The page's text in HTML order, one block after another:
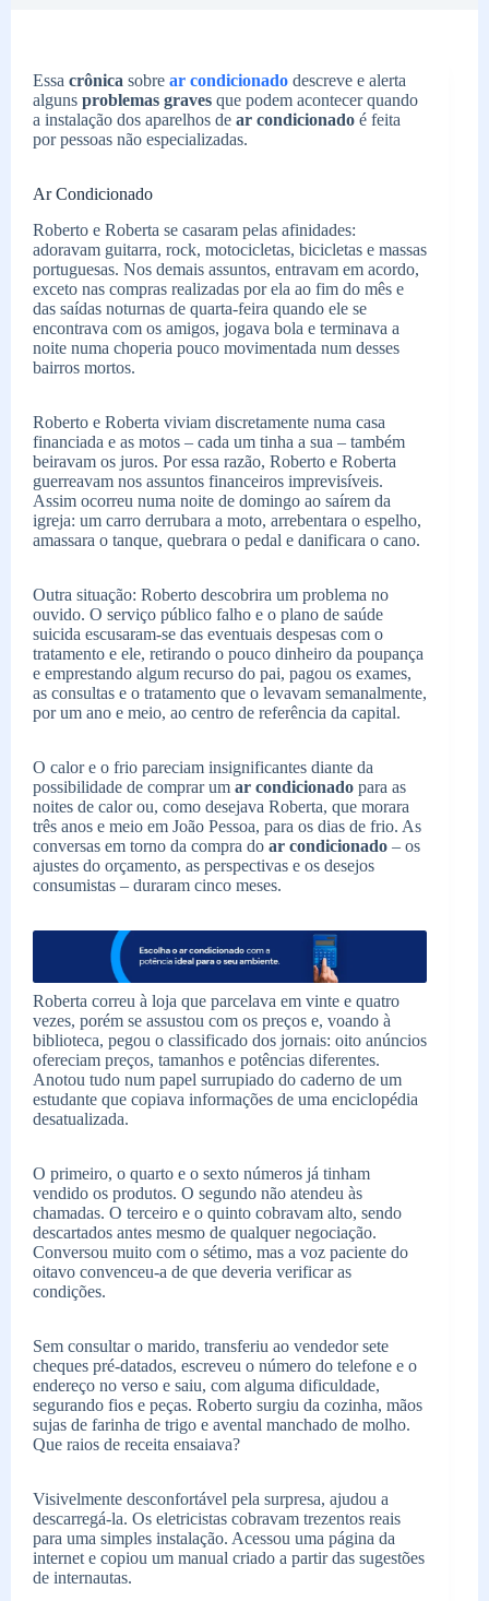
Essa crônica sobre ar condicionado descreve e alerta
alguns problemas graves que podem acontecer quando
a instalação dos aparelhos de ar condicionado é feita
por pessoas não especializadas.
Ar Condicionado
Roberto e Roberta se casaram pelas afinidades:
adoravam guitarra, rock, motocicletas, bicicletas e massas
portuguesas. Nos demais assuntos, entravam em acordo,
exceto nas compras realizadas por ela ao fim do mês e
das saídas noturnas de quarta-feira quando ele se
encontrava com os amigos, jogava bola e terminava a
noite numa choperia pouco movimentada num desses
bairros mortos.
Roberto e Roberta viviam discretamente numa casa
financiada e as motos – cada um tinha a sua – também
beiravam os juros. Por essa razão, Roberto e Roberta
guerreavam nos assuntos financeiros imprevisíveis.
Assim ocorreu numa noite de domingo ao saírem da
igreja: um carro derrubara a moto, arrebentara o espelho,
amassara o tanque, quebrara o pedal e danificara o cano.
Outra situação: Roberto descobrira um problema no
ouvido. O serviço público falho e o plano de saúde
suicida escusaram-se das eventuais despesas com o
tratamento e ele, retirando o pouco dinheiro da poupança
e emprestando algum recurso do pai, pagou os exames,
as consultas e o tratamento que o levavam semanalmente,
por um ano e meio, ao centro de referência da capital.
O calor e o frio pareciam insignificantes diante da
possibilidade de comprar um ar condicionado para as
noites de calor ou, como desejava Roberta, que morara
três anos e meio em João Pessoa, para os dias de frio. As
conversas em torno da compra do ar condicionado – os
ajustes do orçamento, as perspectivas e os desejos
consumistas – duraram cinco meses.
Roberta correu à loja que parcelava em vinte e quatro
vezes, porém se assustou com os preços e, voando à
biblioteca, pegou o classificado dos jornais: oito anúncios
ofereciam preços, tamanhos e potências diferentes.
Anotou tudo num papel surrupiado do caderno de um
estudante que copiava informações de uma enciclopédia
desatualizada.
O primeiro, o quarto e o sexto números já tinham
vendido os produtos. O segundo não atendeu às
chamadas. O terceiro e o quinto cobravam alto, sendo
descartados antes mesmo de qualquer negociação.
Conversou muito com o sétimo, mas a voz paciente do
oitavo convenceu-a de que deveria verificar as
condições.
Sem consultar o marido, transferiu ao vendedor sete
cheques pré-datados, escreveu o número do telefone e o
endereço no verso e saiu, com alguma dificuldade,
segurando fios e peças. Roberto surgiu da cozinha, mãos
sujas de farinha de trigo e avental manchado de molho.
Que raios de receita ensaiava?
Visivelmente desconfortável pela surpresa, ajudou a
descarregá-la. Os eletricistas cobravam trezentos reais
para uma simples instalação. Acessou uma página da
internet e copiou um manual criado a partir das sugestões
de internautas.